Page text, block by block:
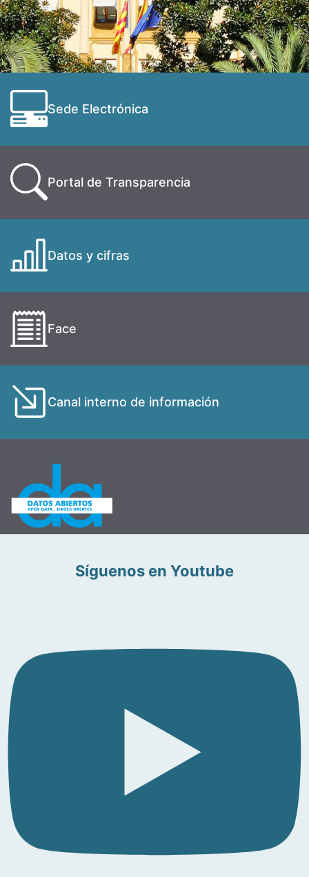
Sede Electrónica
Portal de Transparencia
Datos y cifras
Face
Canal interno de información
Síguenos en Youtube